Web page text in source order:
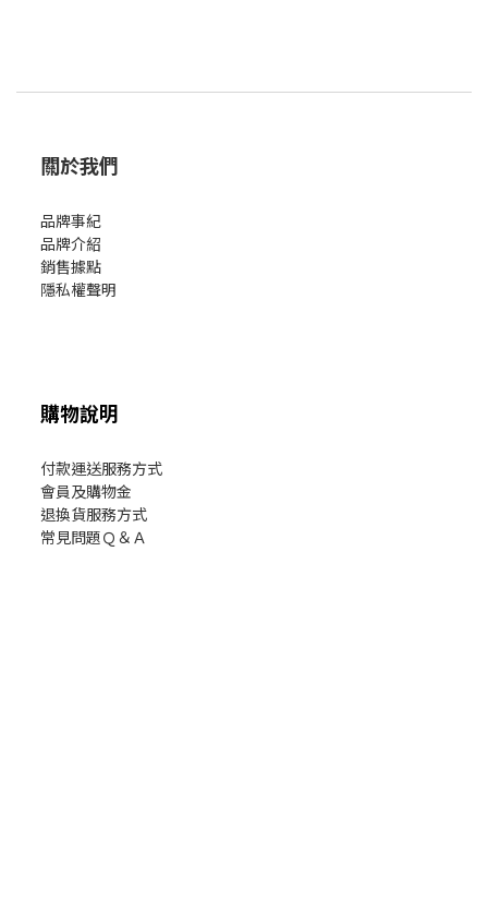
關於我們
品牌事紀
品牌介紹
銷售據點
隱私權聲明
購物說明
付款運送服務方式
會員及購物金
退換貨服務方式
常見問題Ｑ＆Ａ